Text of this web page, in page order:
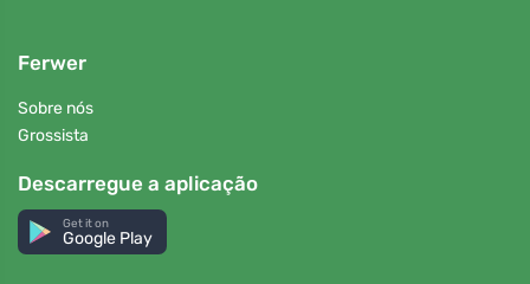
Ferwer
Sobre nós
Grossista
Descarregue a aplicação
Get it on
Google Play